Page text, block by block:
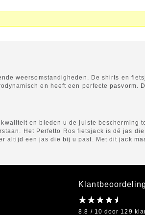
weersomstandigheden. De shirts en
en heeft een perfecte pasvorm.
en bieden u de juiste bescherming
Het Perfetto Ros fietsjack is dé jas
altijd een jas die bij u past. Met dit jack
Klantbeoordeling
8.8 / 10 door 129